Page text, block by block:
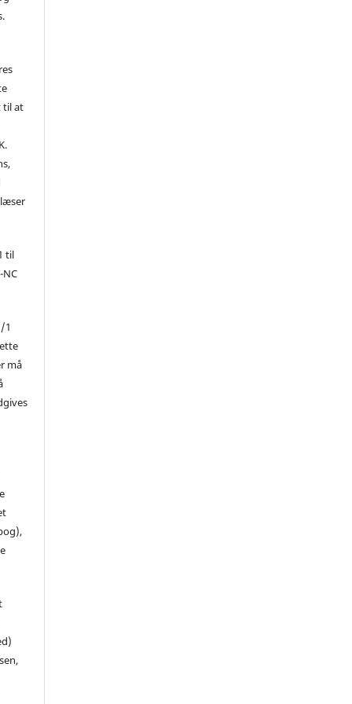
til at
til
NC
1
må